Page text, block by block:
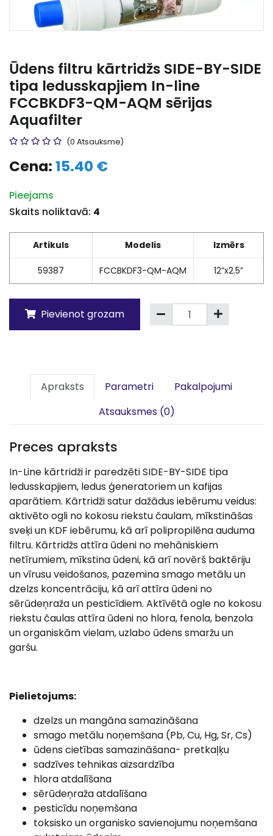
Ūdens filtru kārtridžs SIDE-BY-SIDE
tipa ledusskapjiem In-line
FCCBKDF3-QM-AQM sērijas
Aquafilter
(0 Atsauksme)
Cena:15.40 €
Pieejams
Skaits noliktavā: 4
Artikuls Modelis Izmērs
59387 FCCBKDF3-QM-AQM 12”x2.5”
Pievienot grozam
Apraksts Parametri
Pakalpojumi
Atsauksmes (0)
Preces apraksts
In-Line kārtridži ir paredzēti SIDE-BY-SIDE tipa
ledusskapjiem, ledus ģeneratoriem un kafijas
aparātiem. Kārtridži satur dažādus iebērumu veidus:
aktivēto ogli no kokosu riekstu čaulam, mīkstināšas
sveķi un KDF iebērumu, kā arī polipropilēna auduma
filtru. Kārtridžs attīra ūdeni no mehāniskiem
netīrumiem, mīkstina ūdeni, kā arī novērš baktēriju
un vīrusu veidošanos, pazemina smago metālu un
dzelzs koncentrāciju, kā arī attīra ūdeni no
sērūdeņraža un pesticīdiem. Aktīvētā ogle no kokosu
riekstu čaulas attīra ūdeni no hlora, fenola, benzola
un organiskām vielam, uzlabo ūdens smaržu un
garšu.
Pielietojums:
dzelzs un mangāna samazināšana
smago metālu noņemšana (Pb, Cu, Hg, Sr, Cs)
ūdens cietības samazināšana- pretkaļķu
sadzīves tehnikas aizsardzība
hlora atdalīšana
sērūdeņraža atdalīšana
pesticīdu noņemšana
toksisko un organisko savienojumu noņemšana